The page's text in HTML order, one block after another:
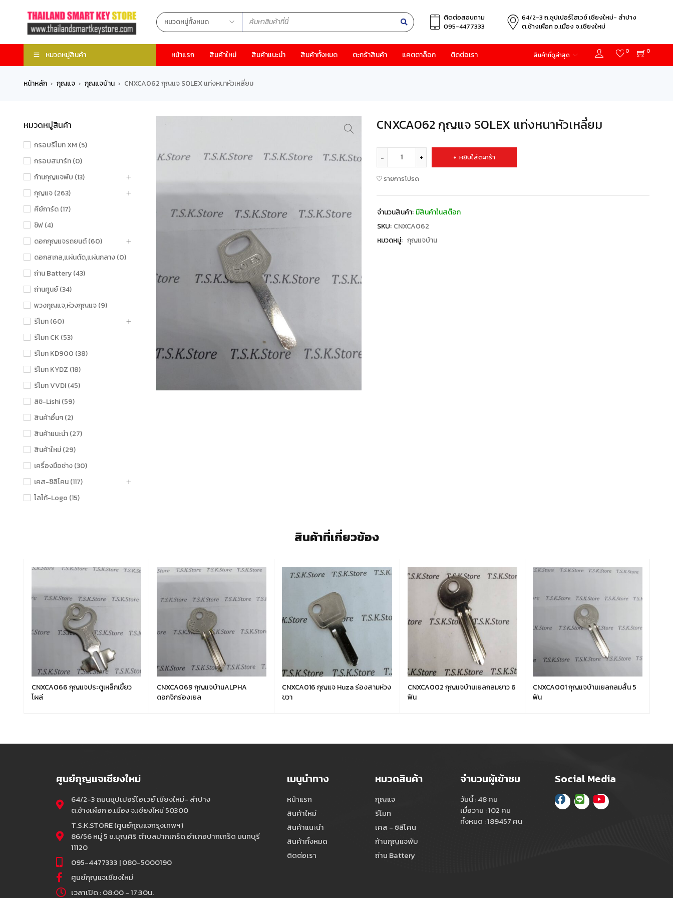
ติดต่อสอบถาม
095-4477333
64/2-3 ถ.ซุปเปอร์ไฮเวย์ เชียงใหม่- ลำปาง
ต.ช้างเผือก อ.เมือง จ.เชียงใหม่
หมวดหมู่สินค้า หน้าแรก สินค้าใหม่ สินค้าแนะนำ สินค้าทั้งหมด ตะกร้าสินค้า แคตตาล็อก ติดต่อเรา 0
0
สินค้าที่ดูล่าสุด
หน้าหลัก › กุญแจ › กุญแจบ้าน › CNXCA062 กุญแจ SOLEX แท่งหนาหัวเหลี่ยม
หมวดหมู่สินค้า
กรอบรีโมท XM (5)
กรอบสมาร์ท (0)
ก้านกุญแจพับ (13)
กุญแจ (263)
คีย์การ์ด (17)
ชิฟ (4)
ดอกกุญแจรถยนต์ (60)
ดอกสเกล,แผ่นตัด,แผ่นกลาง (0)
ถ่าน Battery (43)
ถ่านศูนย์ (34)
พวงกุญแจ,ห่วงกุญแจ (9)
รีโมท (60)
รีโมท CK (53)
รีโมท KD900 (38)
รีโมท KYDZ (18)
รีโมท VVDI (45)
ลิชิ-Lishi (59)
สินค้าอื่นๆ (2)
สินค้าแนะนำ (27)
สินค้าใหม่ (29)
เครื่องมือช่าง (30)
เคส-ซิลิโคน (117)
โลโก้-Logo (15)
CNXCA062 กุญแจ SOLEX แท่งหนาหัวเหลี่ยม
หยิบใส่ตะกร้า
รายการโปรด
จำนวนสินค้า: มีสินค้าในสต๊อก
SKU: CNXCA062
หมวดหมู่: กุญแจบ้าน
สินค้าที่เกี่ยวข้อง
CNXCA066 กุญแจประตูเหล็กเขี้ยว
โผล่
CNXCA069 กุญแจบ้านALPHA
ดอกจิกร่องเยล
CNXCA016 กุญแจ Huza ร่องสามห่วง
ขวา
CNXCA002 กุญแจบ้านเยลกลมยาว 6
ฟัน
CNXCA001 กุญแจบ้านเยลกลมสั้น 5
ฟัน
ศูนย์กุญแจเชียงใหม่
64/2-3 ถนนซุปเปอร์ไฮเวย์ เชียงใหม่- ลำปาง
ต.ช้างเผือก อ.เมือง จ.เชียงใหม่ 50300
T.S.K.STORE (ศูนย์กุญแจกรุงเทพฯ)
86/56 หมู่ 5 ซ.บุญศิริ ตำบลปากเกร็ด อำเภอปากเกร็ด นนทบุรี
11120
095-4477333 | 080-5000190
ศูนย์กุญแจเชียงใหม่
เวลาเปิด : 08:00 - 17:30น.
เมนูนำทาง
หน้าแรก
สินค้าใหม่
สินค้าแนะนำ
สินค้าทั้งหมด
ติดต่อเรา
หมวดสินค้า
กุญแจ
รีโมท
เคส - ซิลีโคน
ก้านกุญแจพับ
ถ่าน Battery
จำนวนผู้เข้าชม
วันนี้ : 48 คน
เมื่อวาน : 102 คน
ทั้งหมด : 189457 คน
Social Media